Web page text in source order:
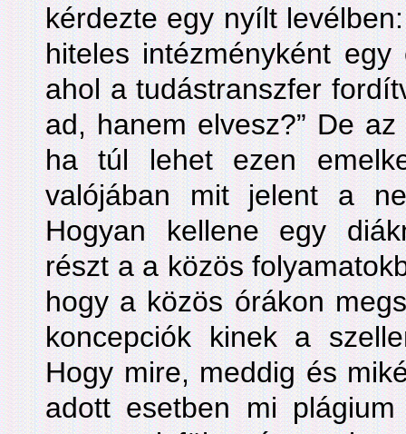
kérdezte egy nyílt
hiteles intézményként
ahol a tudástranszfer
ad, hanem elvesz?” De
ha túl lehet ezen
valójában mit jelent a
Hogyan kellene egy
részt a a közös
hogy a közös órákon
koncepciók kinek a
Hogy mire, meddig és
adott esetben mi